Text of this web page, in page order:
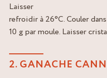
Laisser
refroidir à 26°C. Couler
10 g par moule. Laisser
2. GANACHE